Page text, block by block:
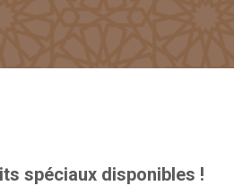
spéciaux disponibles !